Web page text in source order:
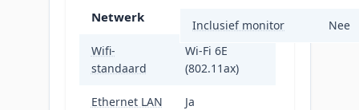
Netwerk
Wifi-
standaard
Wi-Fi 6E
(802.11ax)
Ethernet LAN Ja
Inclusief monitor Nee